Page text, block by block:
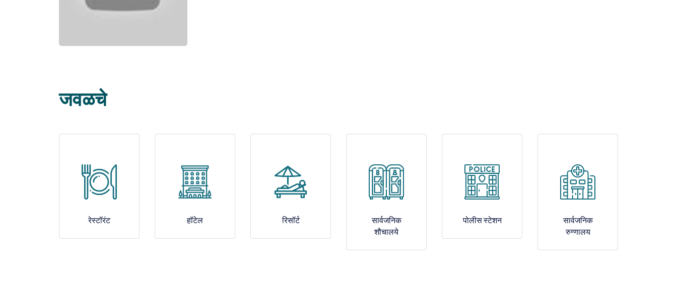
जवळचे
रेस्टॉरंट हॉटेल रिसॉर्ट
सार्वजनिक
शौचालये
पोलीस स्टेशन
सार्वजनिक
रुग्णालय